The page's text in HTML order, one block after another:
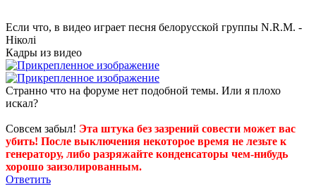
Если что, в видео играет песня белорусской группы N.R.M. -
Нiколi
Кадры из видео
Странно что на форуме нет подобной темы. Или я плохо
искал?
Совсем забыл! Эта штука без зазрений совести может вас
убить! После выключения некоторое время не лезьте к
генератору, либо разряжайте конденсаторы чем-нибудь
хорошо заизолированным.
Ответить